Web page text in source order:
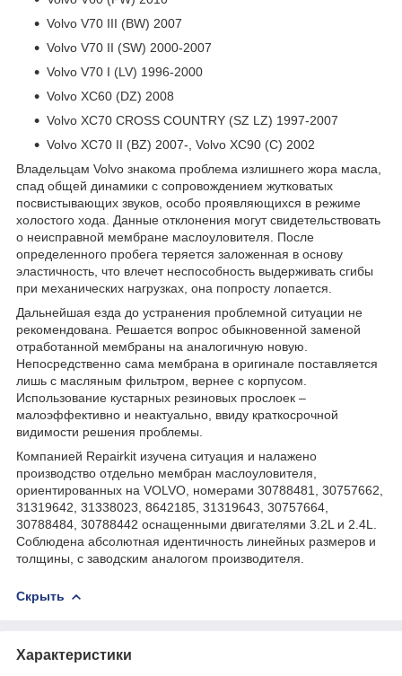
Volvo V70 III (BW) 2007
Volvo V70 II (SW) 2000-2007
Volvo V70 I (LV) 1996-2000
Volvo XC60 (DZ) 2008
Volvo XC70 CROSS COUNTRY (SZ LZ) 1997-2007
Volvo XC70 II (BZ) 2007-, Volvo XC90 (C) 2002
Владельцам Volvo знакома проблема излишнего жора масла,
спад общей динамики с сопровождением жутковатых
посвистывающих звуков, особо проявляющихся в режиме
холостого хода. Данные отклонения могут свидетельствовать
о неисправной мембране маслоуловителя. После
определенного пробега теряется заложенная в основу
эластичность, что влечет неспособность выдерживать сгибы
при механических нагрузках, она попросту лопается.
Дальнейшая езда до устранения проблемной ситуации не
рекомендована. Решается вопрос обыкновенной заменой
отработанной мембраны на аналогичную новую.
Непосредственно сама мембрана в оригинале поставляется
лишь с масляным фильтром, вернее с корпусом.
Использование кустарных резиновых прослоек –
малоэффективно и неактуально, ввиду краткосрочной
видимости решения проблемы.
Компанией Repairkit изучена ситуация и налажено
производство отдельно мембран маслоуловителя,
ориентированных на VOLVO, номерами 30788481, 30757662,
31319642, 31338023, 8642185, 31319643, 30757664,
30788484, 30788442 оснащенными двигателями 3.2L и 2.4L.
Соблюдена абсолютная идентичность линейных размеров и
толщины, с заводским аналогом производителя.
Скрыть
Характеристики